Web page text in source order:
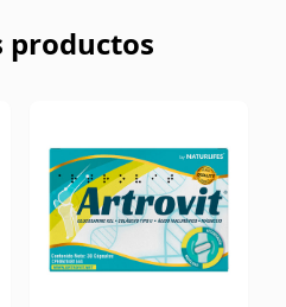
productos